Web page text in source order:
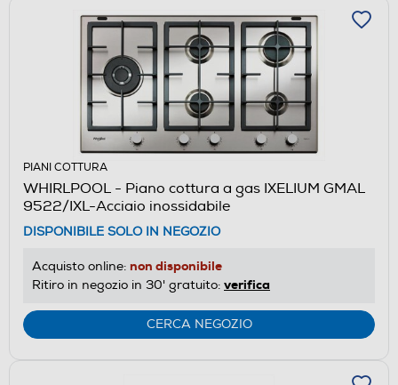
PIANI COTTURA
WHIRLPOOL - Piano cottura a gas IXELIUM GMAL
9522/IXL-Acciaio inossidabile
DISPONIBILE SOLO IN NEGOZIO
Acquisto online: non disponibile
Ritiro in negozio in 30' gratuito: verifica
CERCA NEGOZIO